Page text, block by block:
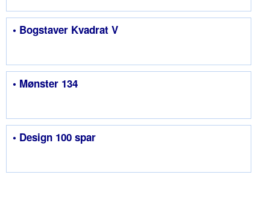
• Bogstaver Kvadrat V
• Mønster 134
• Design 100 spar